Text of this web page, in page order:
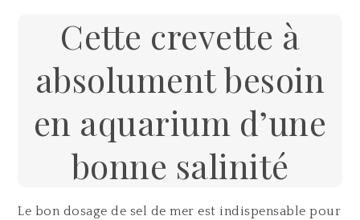
Cette crevette à
absolument besoin
en aquarium d’une
bonne salinité
Le bon dosage de sel de mer est indispensable pour